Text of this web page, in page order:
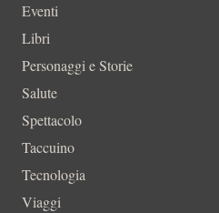
Eventi
Libri
Personaggi e Storie
Salute
Spettacolo
Taccuino
Tecnologia
Viaggi